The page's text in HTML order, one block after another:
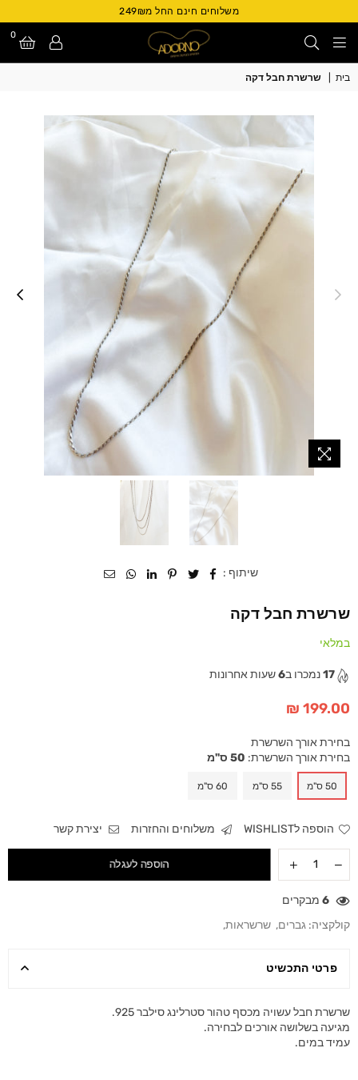
משלוחים חינם החל מ249₪
Adorno
0
בית שרשרת חבל דקה
שיתוף :
שרשרת חבל דקה
במלאי
17נמכרו ב6שעות אחרונות
מחיר
199.00 ₪
בחירת אורך השרשרת
בחירת אורך השרשרת: 50 ס"מ
50 ס"מ 55 ס"מ 60 ס"מ
הוספה לWISHLIST משלוחים והחזרות יצירת קשר
הוספה לעגלה
6 מבקרים
קולקציה: גברים, שרשראות,
פרטי התכשיט
שרשרת חבל עשויה מכסף טהור סטרלינג סילבר 925.
מגיעה בשלושה אורכים לבחירה.
עמיד במים.